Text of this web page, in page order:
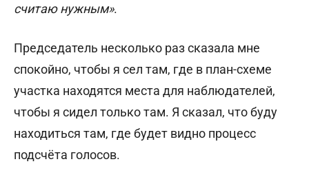
считаю нужным».
Председатель несколько раз сказала мне
спокойно, чтобы я сел там, где в план-схеме
участка находятся места для наблюдателей,
чтобы я сидел только там. Я сказал, что буду
находиться там, где будет видно процесс
подсчёта голосов.